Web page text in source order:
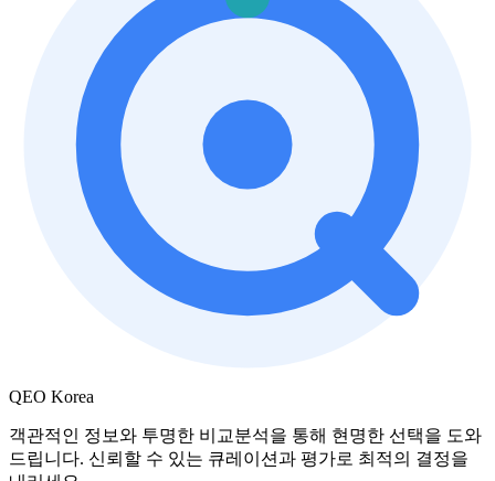
QEO Korea
객관적인 정보와 투명한 비교분석을 통해 현명한 선택을 도와
드립니다. 신뢰할 수 있는 큐레이션과 평가로 최적의 결정을